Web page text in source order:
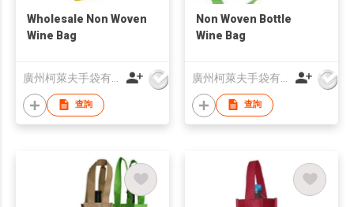
Wholesale Non Woven
Wine Bag
查詢
Non Woven Bottle
Wine Bag
查詢